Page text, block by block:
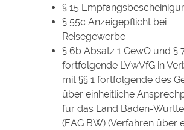
§ 15
§ 55c Anzeigepflicht bei
Reisegewerbe
§ 6b Absatz 1 GewO und §
fortfolgende LVwVfG in
mit §§ 1 fortfolgende des
über einheitliche
für das Land Baden-
(EAG BW) (Verfahren über